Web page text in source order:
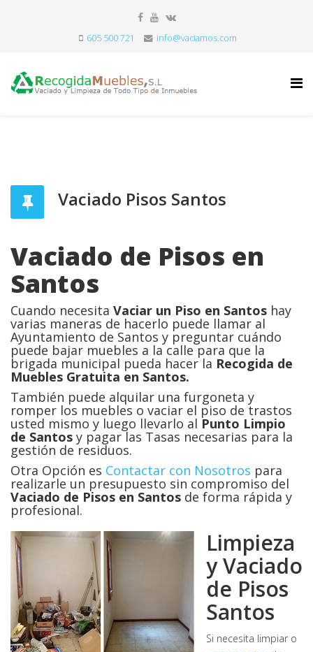
605 500 721 info@vaciamos.com
Vaciado Pisos Santos
Vaciado de Pisos en
Santos
Cuando necesita Vaciar un Piso en Santos hay
varias maneras de hacerlo puede llamar al
Ayuntamiento de Santos y preguntar cuándo
puede bajar muebles a la calle para que la
brigada municipal pueda hacer la Recogida de
Muebles Gratuita en Santos.
También puede alquilar una furgoneta y
romper los muebles o vaciar el piso de trastos
usted mismo y luego llevarlo al Punto Limpio
de Santos y pagar las Tasas necesarias para la
gestión de residuos.
Otra Opción es Contactar con Nosotros para
realizarle un presupuesto sin compromiso del
Vaciado de Pisos en Santos de forma rápida y
profesional.
Limpieza
y Vaciado
de Pisos
Santos
Si necesita limpiar o